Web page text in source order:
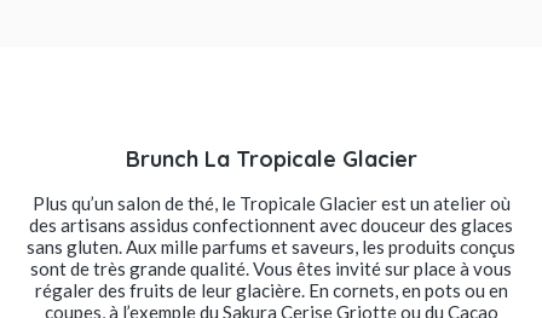
Brunch La Tropicale Glacier
Plus qu’un salon de thé, le Tropicale Glacier est un atelier où
des artisans assidus confectionnent avec douceur des glaces
sans gluten. Aux mille parfums et saveurs, les produits conçus
sont de très grande qualité. Vous êtes invité sur place à vous
régaler des fruits de leur glacière. En cornets, en pots ou en
coupes, à l’exemple du Sakura Cerise Griotte ou du Cacao